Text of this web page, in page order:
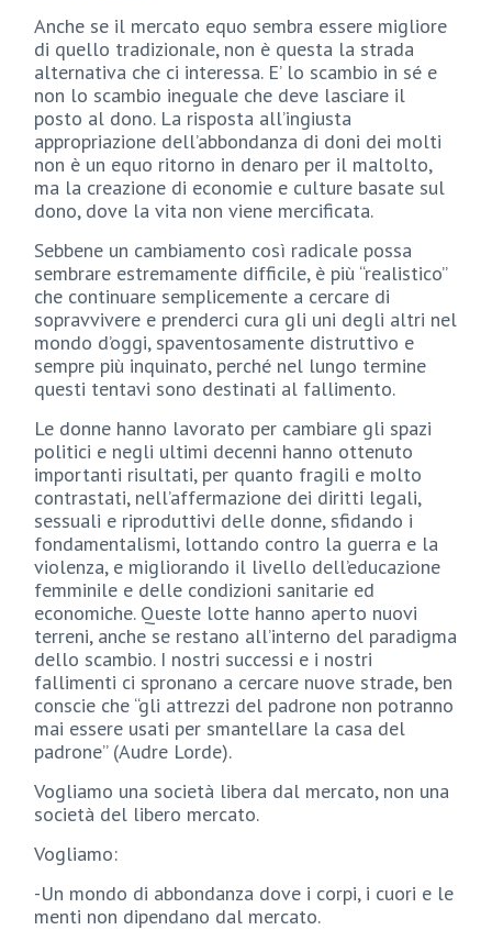
Anche se il mercato equo sembra essere migliore
di quello tradizionale, non è questa la strada
alternativa che ci interessa. E’ lo scambio in sé e
non lo scambio ineguale che deve lasciare il
posto al dono. La risposta all’ingiusta
appropriazione dell’abbondanza di doni dei molti
non è un equo ritorno in denaro per il maltolto,
ma la creazione di economie e culture basate sul
dono, dove la vita non viene mercificata.
Sebbene un cambiamento così radicale possa
sembrare estremamente difficile, è più “realistico”
che continuare semplicemente a cercare di
sopravvivere e prenderci cura gli uni degli altri nel
mondo d’oggi, spaventosamente distruttivo e
sempre più inquinato, perché nel lungo termine
questi tentavi sono destinati al fallimento.
Le donne hanno lavorato per cambiare gli spazi
politici e negli ultimi decenni hanno ottenuto
importanti risultati, per quanto fragili e molto
contrastati, nell’affermazione dei diritti legali,
sessuali e riproduttivi delle donne, sfidando i
fondamentalismi, lottando contro la guerra e la
violenza, e migliorando il livello dell’educazione
femminile e delle condizioni sanitarie ed
economiche. Queste lotte hanno aperto nuovi
terreni, anche se restano all’interno del paradigma
dello scambio. I nostri successi e i nostri
fallimenti ci spronano a cercare nuove strade, ben
conscie che “gli attrezzi del padrone non potranno
mai essere usati per smantellare la casa del
padrone” (Audre Lorde).
Vogliamo una società libera dal mercato, non una
società del libero mercato.
Vogliamo:
-Un mondo di abbondanza dove i corpi, i cuori e le
menti non dipendano dal mercato.